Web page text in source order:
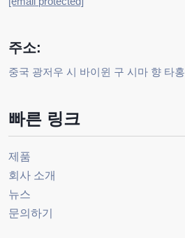
주소:
중국 광저우 시 바이윈 구 시마 향 타
빠른 링크
제품
회사 소개
뉴스
문의하기